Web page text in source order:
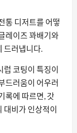
통 디저트를 어떻
레이즈 꽈배기와
드러냅니다.
코팅이 특징이
드러움이 어우러
록에 따르면, 갓
비가 인상적이